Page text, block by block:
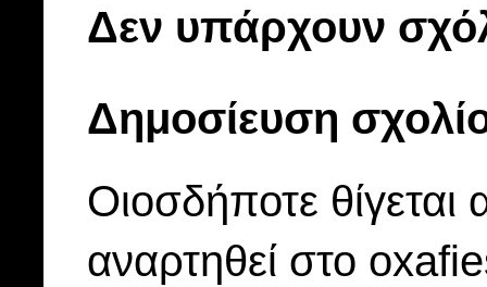
Δεν υπάρχουν
Δημοσίευση
Οιοσδήποτε
αναρτηθεί στο